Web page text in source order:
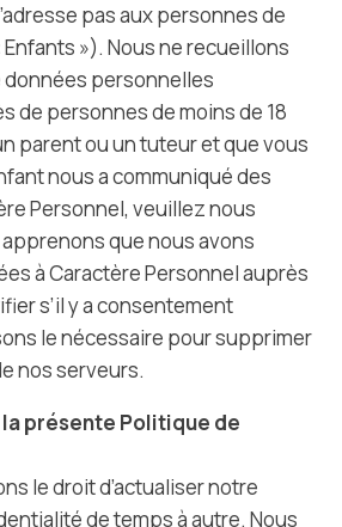
pas aux personnes de
Enfants »). Nous ne recueillons
données personnelles
de personnes de moins de 18
parent ou un tuteur et que vous
nous a communiqué des
Personnel, veuillez nous
que nous avons
à Caractère Personnel auprès
s’il y a consentement
le nécessaire pour supprimer
nos serveurs.
présente Politique de
le droit d’actualiser notre
de temps à autre. Nous